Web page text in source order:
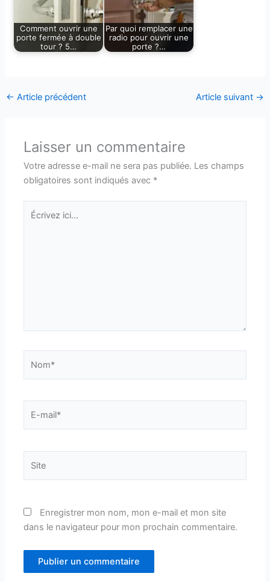
Comment ouvrir une
porte fermée à double
tour ? 5…
Par quoi remplacer une
radio pour ouvrir une
porte ?…
← Article précédent Article suivant →
Laisser un commentaire
Votre adresse e-mail ne sera pas publiée. Les champs
obligatoires sont indiqués avec *
Écrivez
ici…
mail*
Enregistrer mon nom, mon e-mail et mon site
dans le navigateur pour mon prochain commentaire.